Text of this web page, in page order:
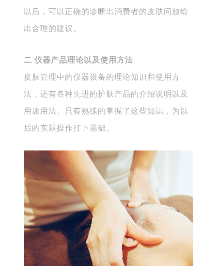
以后，可以正确的诊断出消费者的皮肤问题给
出合理的建议。
二 仪器产品理论以及使用方法
皮肤管理中的仪器设备的理论知识和使用方
法，还有各种先进的护肤产品的介绍说明以及
用途用法。只有熟练的掌握了这些知识，为以
后的实际操作打下基础。